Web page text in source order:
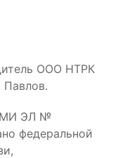
ООО НТРК
Павлов.
ЭЛ №
федеральной